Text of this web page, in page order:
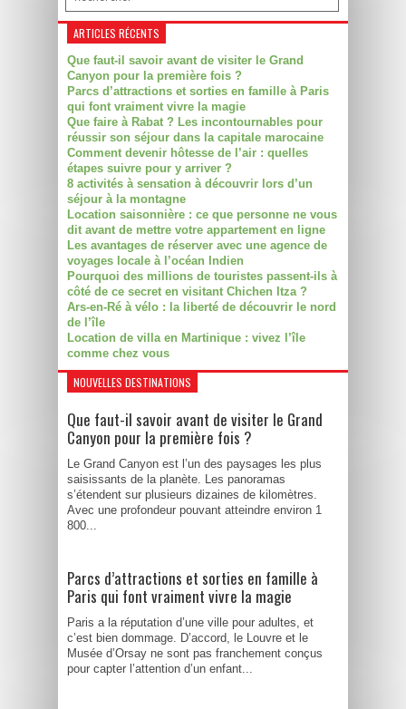
ARTICLES RÉCENTS
Que faut-il savoir avant de visiter le Grand
Canyon pour la première fois ?
Parcs d’attractions et sorties en famille à Paris
qui font vraiment vivre la magie
Que faire à Rabat ? Les incontournables pour
réussir son séjour dans la capitale marocaine
Comment devenir hôtesse de l’air : quelles
étapes suivre pour y arriver ?
8 activités à sensation à découvrir lors d’un
séjour à la montagne
Location saisonnière : ce que personne ne vous
dit avant de mettre votre appartement en ligne
Les avantages de réserver avec une agence de
voyages locale à l’océan Indien
Pourquoi des millions de touristes passent-ils à
côté de ce secret en visitant Chichen Itza ?
Ars-en-Ré à vélo : la liberté de découvrir le nord
de l’île
Location de villa en Martinique : vivez l’île
comme chez vous
NOUVELLES DESTINATIONS
Que faut-il savoir avant de visiter le Grand
Canyon pour la première fois ?
Le Grand Canyon est l’un des paysages les plus
saisissants de la planète. Les panoramas
s’étendent sur plusieurs dizaines de kilomètres.
Avec une profondeur pouvant atteindre environ 1
800...
Parcs d’attractions et sorties en famille à
Paris qui font vraiment vivre la magie
Paris a la réputation d’une ville pour adultes, et
c’est bien dommage. D’accord, le Louvre et le
Musée d’Orsay ne sont pas franchement conçus
pour capter l’attention d’un enfant...